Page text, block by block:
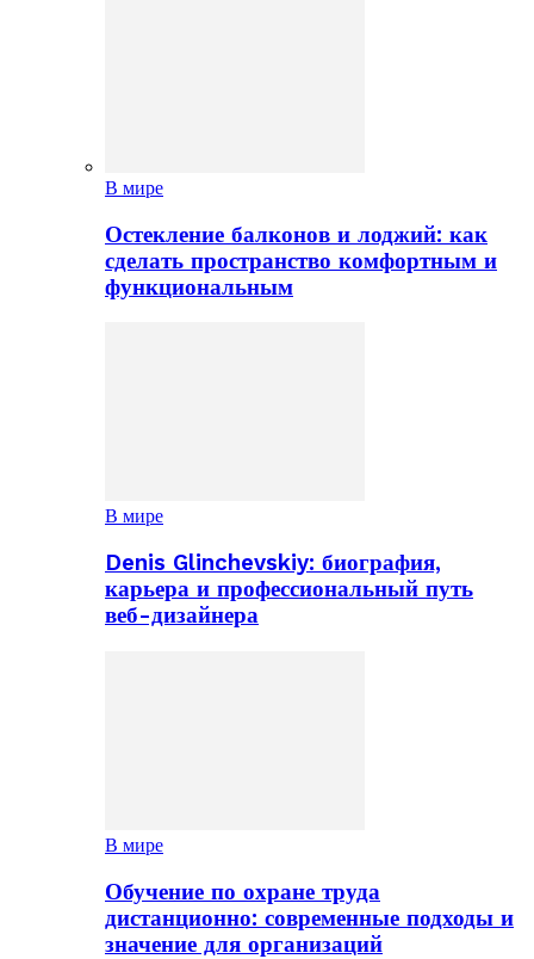
В мире
Остекление балконов и лоджий: как
сделать пространство комфортным и
функциональным
В мире
Denis Glinchevskiy: биография,
карьера и профессиональный путь
веб-дизайнера
В мире
Обучение по охране труда
дистанционно: современные подходы и
значение для организаций